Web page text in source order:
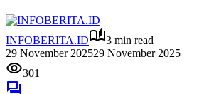
INFOBERITA.ID
3 min read
29 November 202529 November 2025
301